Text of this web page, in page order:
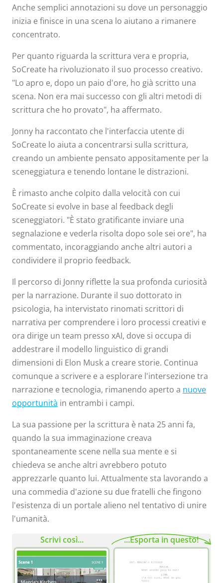
Anche semplici annotazioni su dove un personaggio
inizia e finisce in una scena lo aiutano a rimanere
concentrato.
Per quanto riguarda la scrittura vera e propria,
SoCreate ha rivoluzionato il suo processo creativo.
"Lo apro e, dopo un paio d'ore, ho già scritto una
scena. Non era mai successo con gli altri metodi di
scrittura che ho provato", ha affermato.
Jonny ha raccontato che l'interfaccia utente di
SoCreate lo aiuta a concentrarsi sulla scrittura,
creando un ambiente pensato appositamente per la
sceneggiatura e tenendo lontane le distrazioni.
È rimasto anche colpito dalla velocità con cui
SoCreate si evolve in base al feedback degli
sceneggiatori. "È stato gratificante inviare una
segnalazione e vederla risolta dopo sole sei ore", ha
commentato, incoraggiando anche altri autori a
condividere il proprio feedback.
Il percorso di Jonny riflette la sua profonda curiosità
per la narrazione. Durante il suo dottorato in
psicologia, ha intervistato rinomati scrittori di
narrativa per comprendere i loro processi creativi e
ora dirige un team presso xAI, dove si occupa di
addestrare il modello linguistico di grandi
dimensioni di Elon Musk a creare storie. Continua
comunque a scrivere e a esplorare l'intersezione tra
narrazione e tecnologia, rimanendo aperto a nuove
opportunità in entrambi i campi.
La sua passione per la scrittura è nata 25 anni fa,
quando la sua immaginazione creava
spontaneamente scene nella sua mente e si
chiedeva se anche altri avrebbero potuto
apprezzarle quanto lui. Attualmente sta lavorando a
una commedia d'azione su due fratelli che fingono
l'esistenza di un portale alieno nel tentativo di unire
l'umanità.
Scrivi così...
...Esporta in questo!